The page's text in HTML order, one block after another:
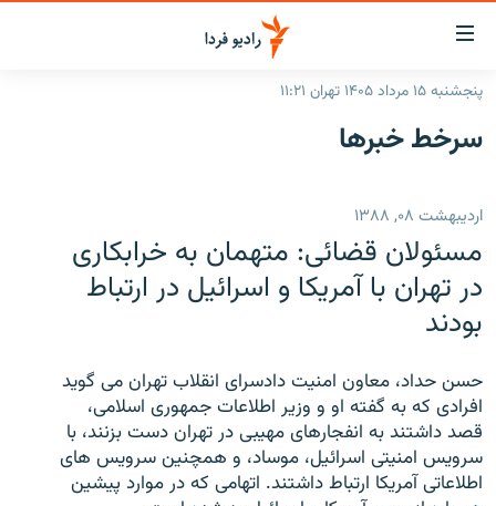
لینک‌های
قابلیت
دسترسی
بازگشت
اصلی
رفتن
صفحه
جستجو
ایران
انتخاب کنید و بشنوید
برنامه‌های رادیویی
پادکست
چندرسانه‌ای
گزارش‌های ویدئویی
English
به ما بپیوندید
پنجشنبه ۱۵ مرداد ۱۴۰۵ تهران ۱۱:۲۱
سرخط‌ خبرها
اردیبهشت ۰۸, ۱۳۸۸
مسئولان قضائی: متهمان به خرابکاری
در تهران با آمريکا و اسرائيل در ارتباط
بودند
حسن حداد، معاون امنيت دادسرای انقلاب تهران می گويد
افرادی که به گفته او و وزير اطلاعات جمهوری اسلامی،
قصد داشتند به انفجارهای مهيبی در تهران دست بزنند، با
سرويس امنيتی اسرائيل، موساد، و همچنين سرويس های
اطلاعاتی آمريکا ارتباط داشتند. اتهامی که در موارد پيشين